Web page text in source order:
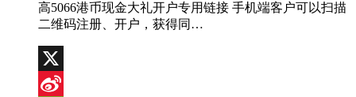
高5066港币现金大礼开户专用链接 手机端客户可以扫描
二维码注册、开户，获得同…
X